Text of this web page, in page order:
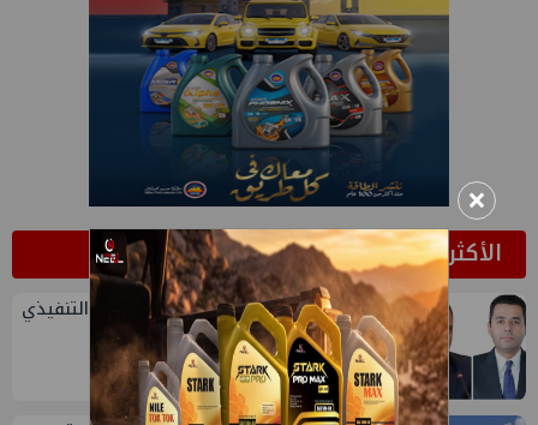
الأكثر قراءة
1
تعيين أحمد شتا ووليد أنور نائبين للرئيس التنفيذي
للهيئة
×